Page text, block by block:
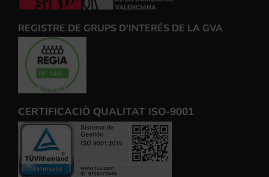
REGISTRE DE GRUPS D'INTERÉS DE LA GVA
CERTIFICACIÒ QUALITAT ISO-9001